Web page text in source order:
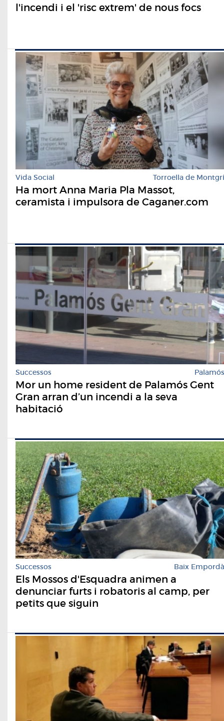
l'incendi i el 'risc extrem' de nous focs
Vida Social Torroella de Montgrí
Ha mort Anna Maria Pla Massot,
ceramista i impulsora de Caganer.com
Successos Palamós
Mor un home resident de Palamós Gent
Gran arran d’un incendi a la seva
habitació
Successos Baix Empordà
Els Mossos d'Esquadra animen a
denunciar furts i robatoris al camp, per
petits que siguin